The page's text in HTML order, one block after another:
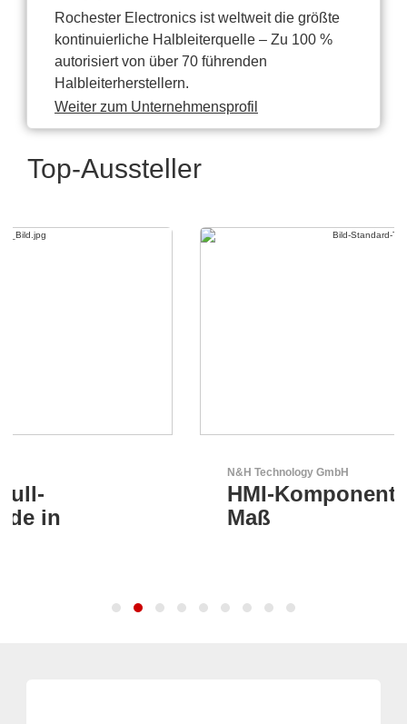
Rochester Electronics ist weltweit die größte
kontinuierliche Halbleiterquelle – Zu 100 %
autorisiert von über 70 führenden
Halbleiterherstellern.
Weiter zum Unternehmensprofil
Top-Aussteller
HMI-Komponenten nach